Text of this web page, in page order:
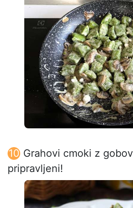
Grahovi cmoki z
pripravljeni!